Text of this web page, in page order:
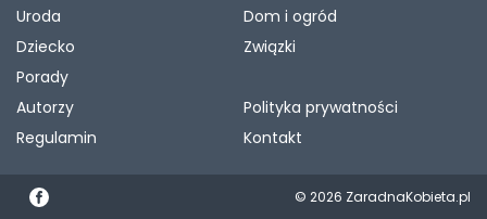
Uroda
Dom i ogród
Dziecko
Związki
Porady
Autorzy
Polityka prywatności
Regulamin
Kontakt
© 2026 ZaradnaKobieta.pl